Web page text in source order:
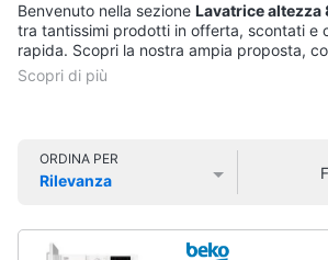
Tv
e
Home
Cinema
home
Frigorifero
combinato
Vedi
Asciugatrici
Benvenuto nella sezione Lavatrice altezza
tra tantissimi prodotti in offerta, scontati e
rapida. Scopri la nostra ampia proposta,
acquista comodamente online.
ORDINA PER
Rilevanza